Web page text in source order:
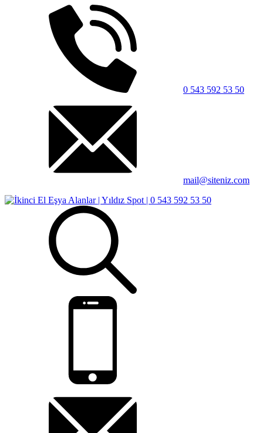
0 543 592 53 50
mail@siteniz.com